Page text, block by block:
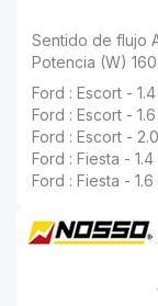
Ford : Escort -
Ford : Escort -
Ford : Fiesta - 1.4
Ford : Fiesta - 1.6